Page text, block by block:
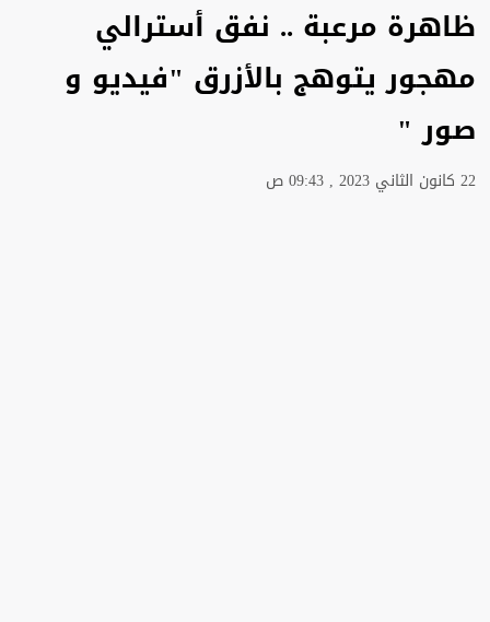
ظاهرة مرعبة .. نفق أسترالي
مهجور يتوهج بالأزرق "فيديو و
صور "
22 كانون الثاني 2023 , 09:43 ص